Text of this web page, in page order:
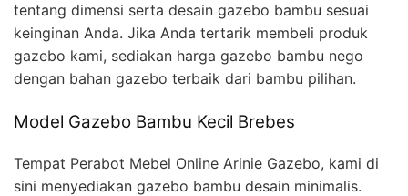
tentang dimensi serta desain gazebo bambu sesuai
keinginan Anda. Jika Anda tertarik membeli produk
gazebo kami, sediakan harga gazebo bambu nego
dengan bahan gazebo terbaik dari bambu pilihan.
Model Gazebo Bambu Kecil Brebes
Tempat Perabot Mebel Online Arinie Gazebo, kami di
sini menyediakan gazebo bambu desain minimalis.